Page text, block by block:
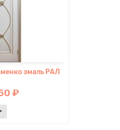
эмаль РАЛ
₽